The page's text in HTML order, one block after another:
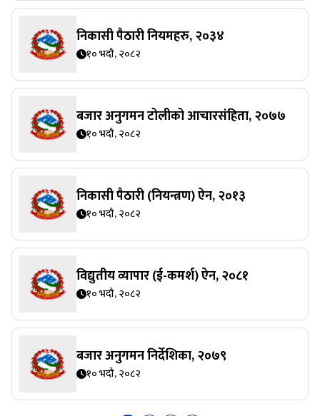
निकासी पैठारी नियमहरु, २०३४
१० भदौ, २०८२
बजार अनुगमन टोलीको आचारसंहिता, २०७७
१० भदौ, २०८२
निकासी पैठारी (नियन्त्रण) ऐन, २०१३
१० भदौ, २०८२
विद्युतीय व्यापार (ई-कमर्श) ऐन, २०८१
१० भदौ, २०८२
बजार अनुगमन निर्देशिका, २०७९
१० भदौ, २०८२